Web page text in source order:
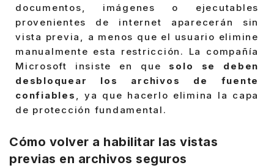
documentos, imágenes o ejecutables
provenientes de internet aparecerán sin
vista previa, a menos que el usuario elimine
manualmente esta restricción. La compañía
Microsoft insiste en que solo se deben
desbloquear los archivos de fuente
confiables , ya que hacerlo elimina la capa
de protección fundamental.
Cómo volver a habilitar las vistas
previas en archivos seguros